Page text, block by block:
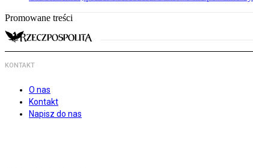
Promowane treści
KONTAKT
O nas
Kontakt
Napisz do nas